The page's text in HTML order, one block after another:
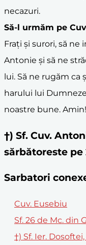
necazuri.
Să-l urmăm pe
Frați și surori, să
Antonie și să ne
lui. Să ne rugăm ca
harului lui
noastre bune. Amin!
†) Sf. Cuv.
sărbătoreste pe
Sarbatori
Cuv. Eusebiu
Sf. 26 de Mc. din
†) Sf. Ier.